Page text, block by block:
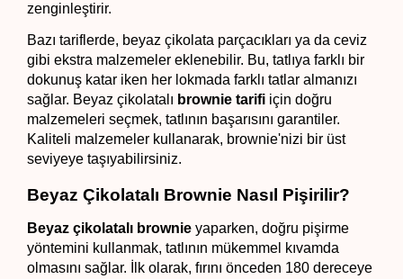
zenginleştirir.
Bazı tariflerde, beyaz çikolata parçacıkları ya da ceviz
gibi ekstra malzemeler eklenebilir. Bu, tatlıya farklı bir
dokunuş katar iken her lokmada farklı tatlar almanızı
sağlar. Beyaz çikolatalı brownie tarifi için doğru
malzemeleri seçmek, tatlının başarısını garantiler.
Kaliteli malzemeler kullanarak, brownie'nizi bir üst
seviyeye taşıyabilirsiniz.
Beyaz Çikolatalı Brownie Nasıl Pişirilir?
Beyaz çikolatalı brownie yaparken, doğru pişirme
yöntemini kullanmak, tatlının mükemmel kıvamda
olmasını sağlar. İlk olarak, fırını önceden 180 dereceye